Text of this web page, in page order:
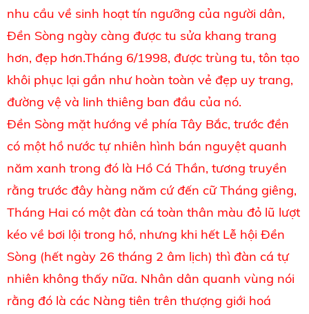
nhu cầu về sinh hoạt tín ngưỡng của người dân,
Đền Sòng ngày càng được tu sửa khang trang
hơn, đẹp hơn.Tháng 6/1998, được trùng tu, tôn tạo
khôi phục lại gần như hoàn toàn vẻ đẹp uy trang,
đường vệ và linh thiêng ban đầu của nó.
Đền Sòng mặt hướng về phía Tây Bắc, trước đền
có một hồ nước tự nhiên hình bán nguyệt quanh
năm xanh trong đó là Hồ Cá Thần, tương truyền
rằng trước đây hàng năm cứ đến cữ Tháng giêng,
Tháng Hai có một đàn cá toàn thân màu đỏ lũ lượt
kéo về bơi lội trong hồ, nhưng khi hết Lễ hội Đền
Sòng (hết ngày 26 tháng 2 âm lịch) thì đàn cá tự
nhiên không thấy nữa. Nhân dân quanh vùng nói
rằng đó là các Nàng tiên trên thượng giới hoá